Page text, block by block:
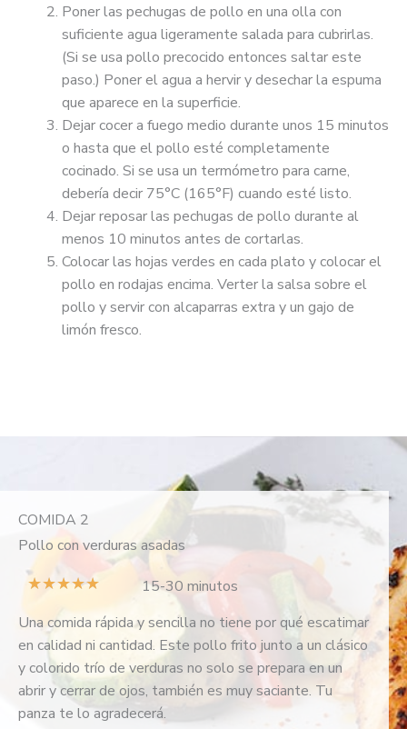
Poner las pechugas de pollo en una olla con
suficiente agua ligeramente salada para cubrirlas.
(Si se usa pollo precocido entonces saltar este
paso.) Poner el agua a hervir y desechar la espuma
que aparece en la superficie.
Dejar cocer a fuego medio durante unos 15 minutos
o hasta que el pollo esté completamente
cocinado. Si se usa un termómetro para carne,
debería decir 75°C (165°F) cuando esté listo.
Dejar reposar las pechugas de pollo durante al
menos 10 minutos antes de cortarlas.
Colocar las hojas verdes en cada plato y colocar el
pollo en rodajas encima. Verter la salsa sobre el
pollo y servir con alcaparras extra y un gajo de
limón fresco.
COMIDA 2
Pollo con verduras asadas
★★★★★
l
o
r
a
d
15-30 minutos
Una comida rápida y sencilla no tiene por qué escatimar
en calidad ni cantidad. Este pollo frito junto a un clásico
y colorido trío de verduras no solo se prepara en un
abrir y cerrar de ojos, también es muy saciante. Tu
panza te lo agradecerá.